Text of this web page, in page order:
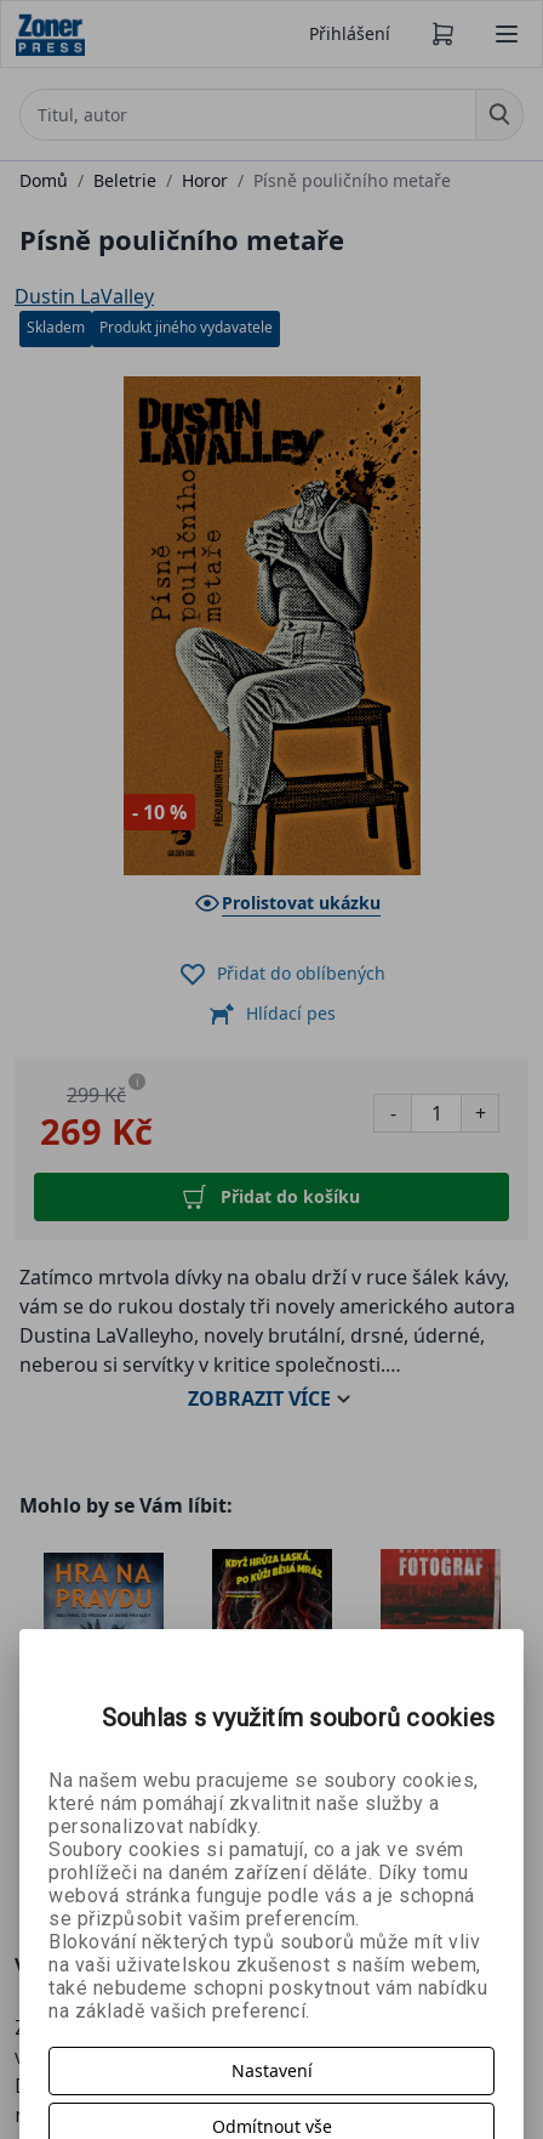
Přihlášení
Domů / Beletrie / Horor / Písně pouličního metaře
Písně pouličního metaře
Dustin LaValley
Skladem Produkt jiného vydavatele
- 10 %
Prolistovat ukázku
269 Kč
299 Kč i
- +
Přidat do košíku
Přidat do oblíbených
Hlídací pes
Zatímco mrtvola dívky na obalu drží v ruce šálek kávy,
vám se do rukou dostaly tři novely amerického autora
Dustina LaValleyho, novely brutální, drsné, úderné,
neberou si servítky v kritice společnosti.
potřeba si vybrat toho správného nešťastníka.
O(D)ZBROJENÍ je pak násilný satirický komentář
ZOBRAZITVÍCE
Mohlo by se Vám líbit:
pravdu
Bonnie Kistler
350 Kč 389 Kč
laská, po
kůži běhá
mráz
Kolektiv
autorů
359 Kč 399 Kč
Martin Štefko
314 Kč 349 Kč
Více o knize
Zatímco mrtvola dívky na obalu drží v ruce šálek kávy,
vám se do rukou dostaly tři novely amerického autora
Dustina LaValleyho, novely brutální, drsné, úderné,
neberou si servítky v kritice společnosti.
Souhlas s využitím souborů cookies
Na našem webu pracujeme se soubory cookies,
které nám pomáhají zkvalitnit naše služby a
personalizovat nabídky.
Soubory cookies si pamatují, co a jak ve svém
prohlížeči na daném zařízení děláte. Díky tomu
webová stránka funguje podle vás a je schopná
se přizpůsobit vašim preferencím.
Blokování některých typů souborů může mít vliv
na vaši uživatelskou zkušenost s naším webem,
také nebudeme schopni poskytnout vám nabídku
na základě vašich preferencí.
Nastavení
Odmítnout vše